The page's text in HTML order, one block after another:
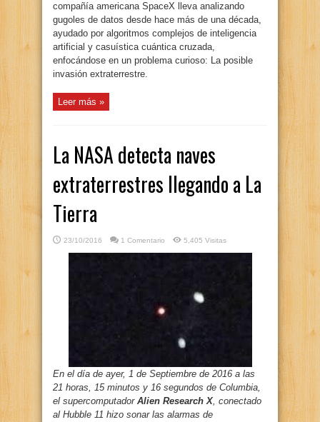
compañía americana SpaceX lleva analizando
gugoles de datos desde hace más de una década,
ayudado por algoritmos complejos de inteligencia
artificial y casuística cuántica cruzada,
enfocándose en un problema curioso: La posible
invasión extraterrestre.
Leer más »
La NASA detecta naves
extraterrestres llegando a La
Tierra
23/10/2016 1 Comentario 5,405 Visitas
En el día de ayer, 1 de Septiembre de 2016 a las
21 horas, 15 minutos y 16 segundos de Columbia,
el supercomputador Alien Research X, conectado
al Hubble 11 hizo sonar las alarmas de